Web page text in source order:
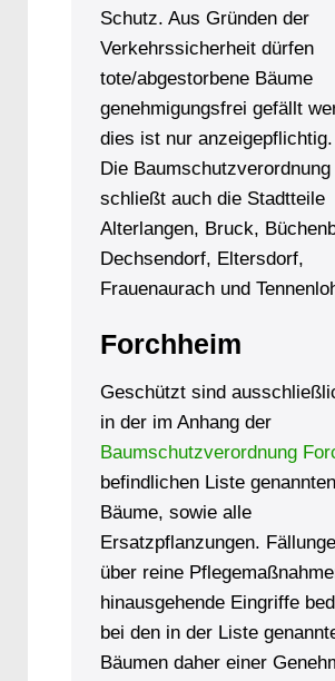
Schutz. Aus Gründen der
Verkehrssicherheit dürfen
tote/abgestorbene Bäume
genehmigungsfrei gefällt
dies ist nur anzeigepflichtig.
Die Baumschutzverordnung
schließt auch die Stadtteile
Alterlangen, Bruck,
Dechsendorf, Eltersdorf,
Frauenaurach und
Forchheim
Geschützt sind
in der im Anhang der
Baumschutzverordnung
befindlichen Liste genannten
Bäume, sowie alle
Ersatzpflanzungen.
über reine
hinausgehende Eingriffe
bei den in der Liste
Bäumen daher einer